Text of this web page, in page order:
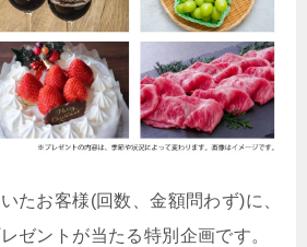
たお客様(回数、金額問わず)に、
ゼントが当たる特別企画です。